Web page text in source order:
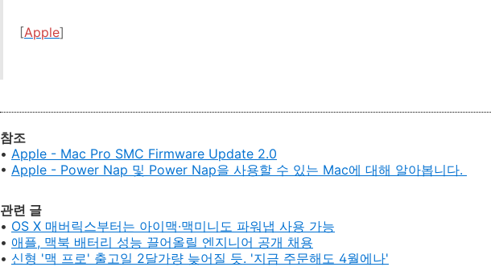
[Apple]
참조
• Apple - Mac Pro SMC Firmware Update 2.0
• Apple - Power Nap 및 Power Nap을 사용할 수 있는 Mac에 대해 알아봅니다.
관련 글
• OS X 매버릭스부터는 아이맥∙맥미니도 파워냅 사용 가능
• 애플, 맥북 배터리 성능 끌어올릴 엔지니어 공개 채용
• 신형 '맥 프로' 출고일 2달가량 늦어질 듯. '지금 주문해도 4월에나'